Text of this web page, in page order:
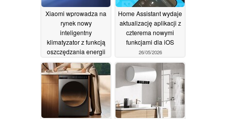
Xiaomi wprowadza na
rynek nowy
inteligentny
klimatyzator z funkcją
oszczędzania energii
27/05/2026
Home Assistant wydaje
aktualizację aplikacji z
czterema nowymi
funkcjami dla iOS
26/05/2026